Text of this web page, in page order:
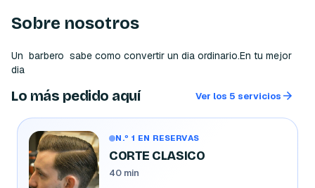
Sobre nosotros
Un  barbero  sabe como convertir un dia ordinario.En tu mejor
dia
Lo más pedido aquí Ver los 5 servicios
N.º 1 EN RESERVAS
CORTE CLASICO
40 min